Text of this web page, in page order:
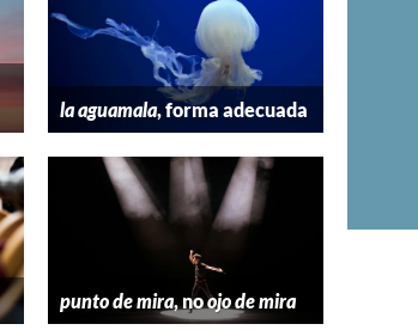
la aguamala, forma adecuada
punto de mira, noojo de mira